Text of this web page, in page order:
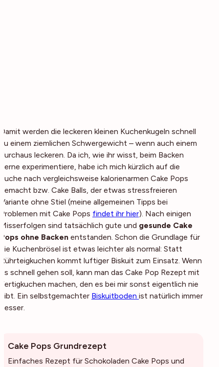
Damit werden die leckeren kleinen Kuchenkugeln schnell
zu einem ziemlichen Schwergewicht – wenn auch einem
durchaus leckeren. Da ich, wie ihr wisst, beim Backen
gerne experimentiere, habe ich mich kürzlich auf die
Suche nach vergleichsweise kalorienarmen Cake Pops
gemacht bzw. Cake Balls, der etwas stressfreieren
Variante ohne Stiel (meine allgemeinen Tipps bei
Problemen mit Cake Pops findet ihr hier). Nach einigen
Misserfolgen sind tatsächlich gute und gesunde Cake
Pops ohne Backen entstanden. Schon die Grundlage für
die Kuchenbrösel ist etwas leichter als normal: Statt
Rührteigkuchen kommt luftiger Biskuit zum Einsatz. Wenn
es schnell gehen soll, kann man das Cake Pop Rezept mit
Fertigkuchen machen, den es bei mir sonst eigentlich nie
gibt. Ein selbstgemachter Biskuitboden ist natürlich immer
besser.
Cake Pops Grundrezept
Einfaches Rezept für Schokoladen Cake Pops und